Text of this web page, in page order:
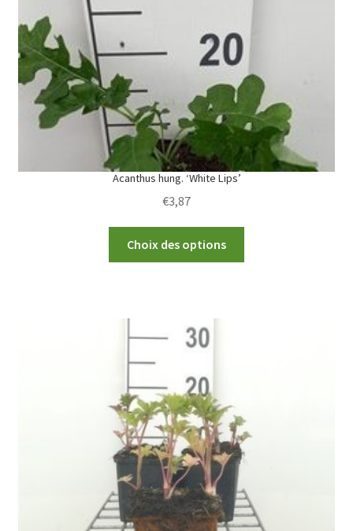
on
product
page
Acanthus hung. ‘White Lips’
€3,87
Choix des options
on
the
page